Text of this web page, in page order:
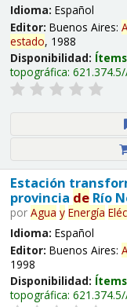
Idioma: Español
Editor: Buenos Aires:
estado, 1988
Disponibilidad:
topográfica:
Estación
provincia deRío
por Agua y Energía
Idioma: Español
Editor: Buenos Aires:
1998
Disponibilidad:
topográfica: